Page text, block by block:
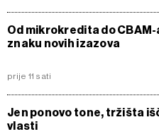
Od mikrokredita do
znaku novih izazova
prije 11 sati
Jen ponovo tone, tržišta
vlasti